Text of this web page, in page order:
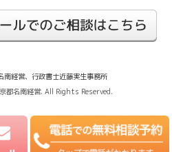
南経営、行政書士近藤実生事務所
都名南経営. All Rights Reserved.